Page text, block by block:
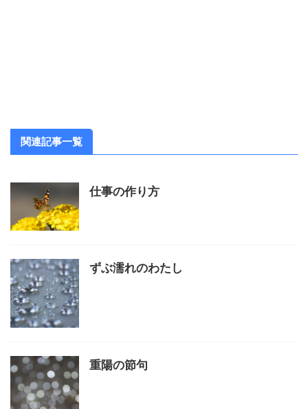
関連記事一覧
仕事の作り方
ずぶ濡れのわたし
重陽の節句